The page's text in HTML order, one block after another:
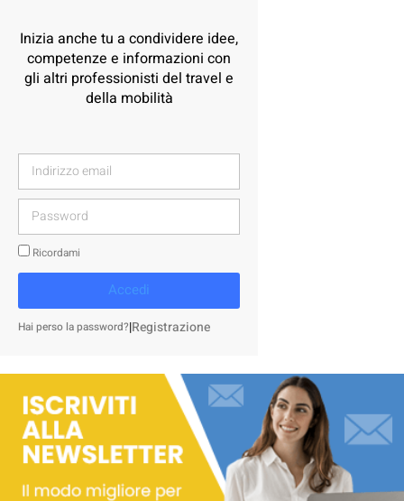
Inizia anche tu a condividere idee,
competenze e informazioni con
gli altri professionisti del travel e
della mobilità
Ricordami
Accedi
Hai perso la password?|Registrazione